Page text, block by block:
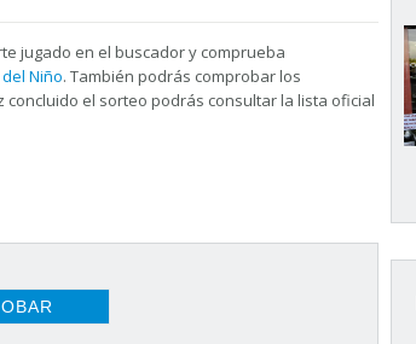
jugado en el buscador y comprueba
Niño. También podrás comprobar los
concluido el sorteo podrás consultar la lista oficial